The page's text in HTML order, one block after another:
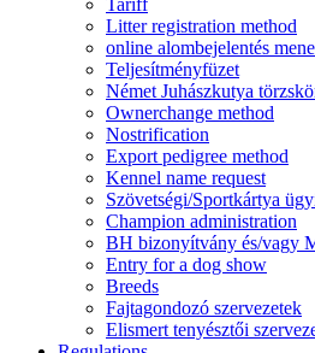
Tariff
Litter registration method
online alombejelentés
Teljesítményfüzet
Német Juhászkutya
Ownerchange method
Nostrification
Export pedigree method
Kennel name request
Szövetségi/Sportkártya
Champion administration
BH bizonyítvány és/vagy
Entry for a dog show
Breeds
Fajtagondozó szervezetek
Elismert tenyésztői